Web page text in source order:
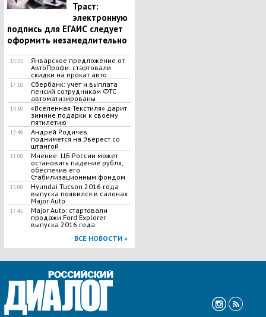
Траст:
электронную
подпись для ЕГАИС следует
оформить незамедлительно
15:25
Январское предложение от
АвтоПрофи: стартовали
скидки на прокат авто
17:10
Сбербанк: учет и выплата
пенсий сотрудникам ФТС
автоматизированы
14:50
«Вселенная Текстиля» дарит
зимние подарки к своему
пятилетию
12:40
Андрей Родичев
поднимется на Эверест со
штангой
11:00
Мнение: ЦБ России может
остановить падение рубля,
обеспечив его
Стабилизационным фондом
15:00
Hyundai Tucson 2016 года
выпуска появился в салонах
Major Auto
17:45
Major Auto: стартовали
продажи Ford Explorer
выпуска 2016 года
ВСЕ НОВОСТИ »